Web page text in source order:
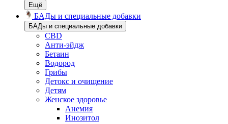
Ещё
БАДы и специальные добавки
БАДы и специальные добавки
CBD
Анти-эйдж
Бетаин
Водород
Грибы
Детокс и очищение
Детям
Женское здоровье
Анемия
Инозитол